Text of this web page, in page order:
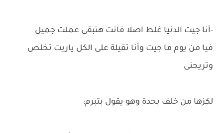
-أنا جيت الدنيا غلط اصلا فانت هتبقى عملت جميل
فيا من يوم ما جيت وأنا تقيلة على الكل ياريت تخلص
وتريحنى
لكزها من خلف بحدة وهو يقول بتبرم: